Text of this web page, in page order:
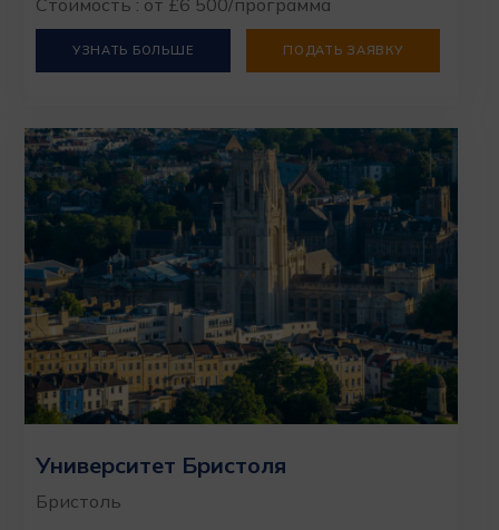
Стоимость : от £6 500/программа
УЗНАТЬ БОЛЬШЕ ПОДАТЬ ЗАЯВКУ
Университет Бристоля
Бристоль